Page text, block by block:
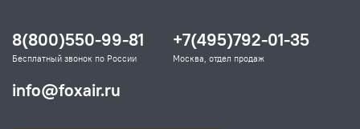
8(800)550-99-81
Бесплатный звонок по России
+7(495)792-01-35
Москва, отдел продаж
info@foxair.ru